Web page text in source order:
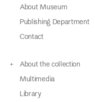
About Museum
Publishing Department
Contact
About the collection
Multimedia
Library